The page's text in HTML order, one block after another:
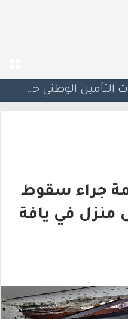
إسرائيل تحذر مواطنيها في اليونان من احتجاجات مرتبطة بحرب غزة
جراء سقوط
منزل في يافة